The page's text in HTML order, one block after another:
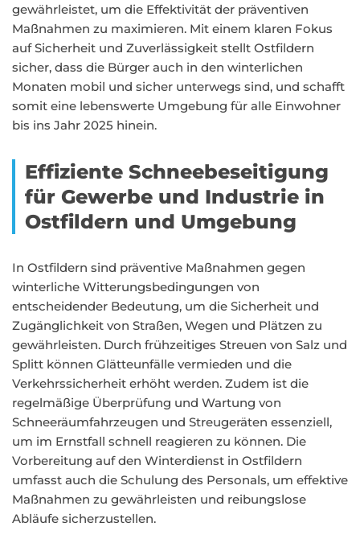
gewährleistet, um die Effektivität der präventiven
Maßnahmen zu maximieren. Mit einem klaren Fokus
auf Sicherheit und Zuverlässigkeit stellt Ostfildern
sicher, dass die Bürger auch in den winterlichen
Monaten mobil und sicher unterwegs sind, und schafft
somit eine lebenswerte Umgebung für alle Einwohner
bis ins Jahr 2025 hinein.
Effiziente Schneebeseitigung
für Gewerbe und Industrie in
Ostfildern und Umgebung
In Ostfildern sind präventive Maßnahmen gegen
winterliche Witterungsbedingungen von
entscheidender Bedeutung, um die Sicherheit und
Zugänglichkeit von Straßen, Wegen und Plätzen zu
gewährleisten. Durch frühzeitiges Streuen von Salz und
Splitt können Glätteunfälle vermieden und die
Verkehrssicherheit erhöht werden. Zudem ist die
regelmäßige Überprüfung und Wartung von
Schneeräumfahrzeugen und Streugeräten essenziell,
um im Ernstfall schnell reagieren zu können. Die
Vorbereitung auf den Winterdienst in Ostfildern
umfasst auch die Schulung des Personals, um effektive
Maßnahmen zu gewährleisten und reibungslose
Abläufe sicherzustellen.